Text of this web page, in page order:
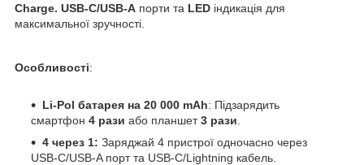
Charge. USB-C/USB-A порти та LED індикація для
максимальної зручності.
Особливості:
Li-Pol батарея на 20 000 mAh: Підзарядить
смартфон 4 рази або планшет3 рази
4 через 1: Заряджай 4 пристрої одночасно через
USB-C/USB-A порт та USB-C/Lightning кабель.